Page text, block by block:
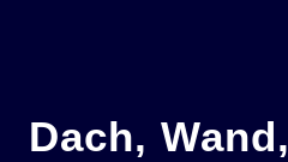
Dach, Wand,